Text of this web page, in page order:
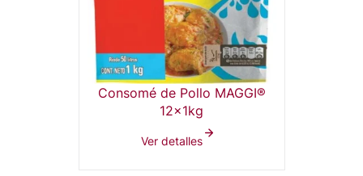
Consomé de Pollo MAGGI®
12x1kg
Ver detalles